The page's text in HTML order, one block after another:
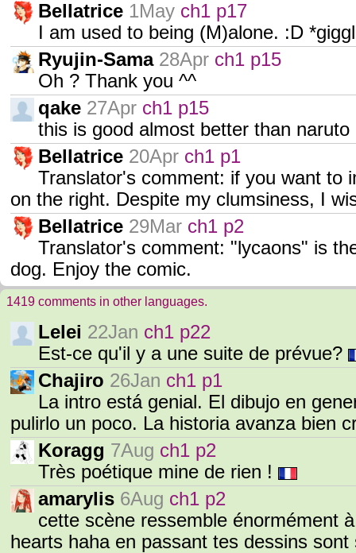
Bellatrice 1May ch1 p17
I am used to being (M)alone. :D
Ryujin-Sama 28Apr ch1 p15
Oh ? Thank you ^^
qake 27Apr ch1 p15
this is good almost better than naruto
Bellatrice 20Apr ch1 p1
Translator's comment: if you want to
on the right. Despite my clumsiness, I
Bellatrice 29Mar ch1 p2
Translator's comment: "lycaons" is
dog. Enjoy the comic.
1419 comments in other languages.
Lelei 22Jan ch1 p22
Est-ce qu'il y a une suite de prévue?
Chajiro 26Jan ch1 p1
La intro está genial. El dibujo en
pulirlo un poco. La historia avanza bien
Koragg 7Aug ch1 p2
Très poétique mine de rien !
amarylis 6Aug ch1 p2
cette scène ressemble énormément
hearts haha en passant tes dessins